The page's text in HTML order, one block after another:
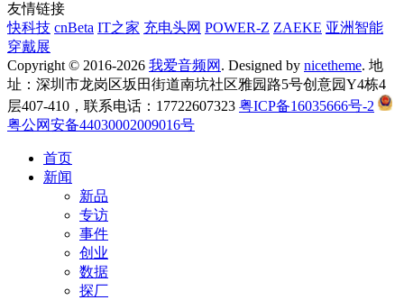
友情链接
快科技 cnBeta IT之家 充电头网 POWER-Z ZAEKE 亚洲智能
穿戴展
Copyright © 2016-2026 我爱音频网 . Designed by nicetheme. 地
址：深圳市龙岗区坂田街道南坑社区雅园路5号创意园Y4栋4
层407-410，联系电话：17722607323 粤ICP备16035666号-2
粤公网安备44030002009016号
首页
新闻
新品
专访
事件
创业
数据
探厂